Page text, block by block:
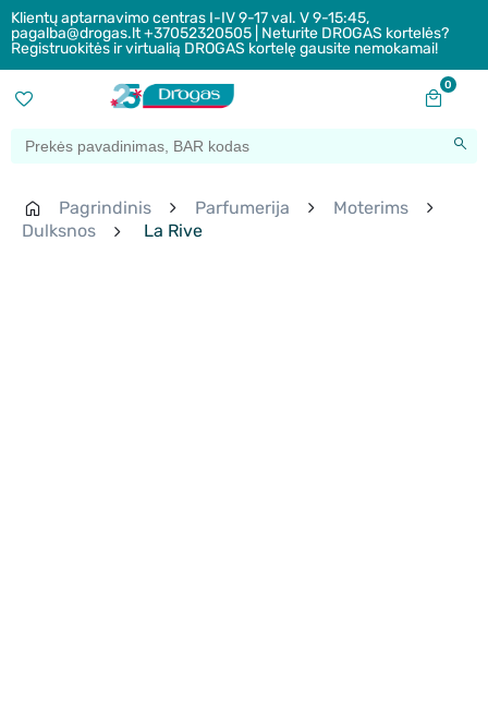
Klientų aptarnavimo centras I-IV 9-17 val. V 9-15:45,
pagalba@drogas.lt +37052320505 | Neturite DROGAS kortelės?
Registruokitės ir virtualią DROGAS kortelę gausite nemokamai!
0
Pagrindinis Parfumerija
Moterims
Dulksnos
La Rive